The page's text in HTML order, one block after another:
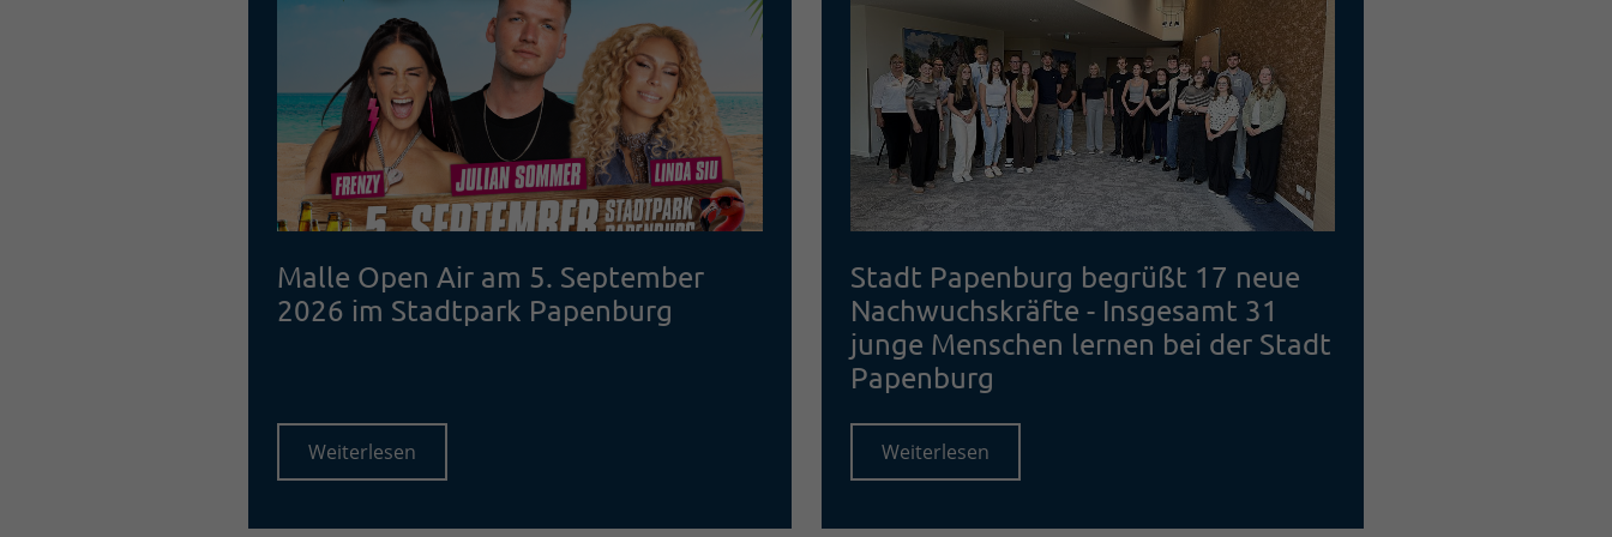
Malle Open Air am 5. September
2026 im Stadtpark Papenburg
Weiterlesen
Stadt Papenburg begrüßt 17 neue
Nachwuchskräfte - Insgesamt 31
junge Menschen lernen bei der Stadt
Papenburg
Weiterlesen